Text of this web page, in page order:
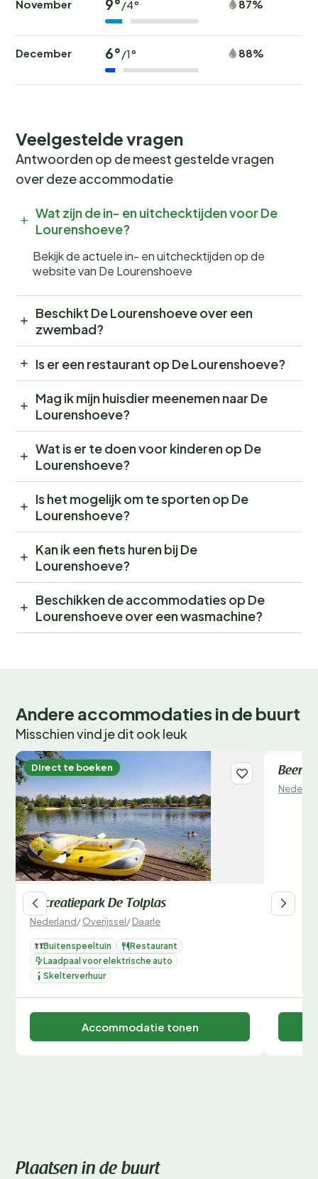
vogels en de geur van verse broodjes? Boek nu jouw
een onvergetelijke kampeervakantie! Wees er snel bij,
want populaire periodes zijn snel volgeboekt.
November 9° /4° 87%
December 6° /1° 88%
Veelgestelde vragen
Antwoorden op de meest gestelde vragen
over deze accommodatie
Wat zijn de in- en uitchecktijden voor De
Lourenshoeve?
Bekijk de actuele in- en uitchecktijden op de
website van De Lourenshoeve
Beschikt De Lourenshoeve over een
zwembad?
Is er een restaurant op De Lourenshoeve?
Mag ik mijn huisdier meenemen naar De
Lourenshoeve?
Wat is er te doen voor kinderen op De
Lourenshoeve?
Is het mogelijk om te sporten op De
Lourenshoeve?
Kan ik een fiets huren bij De
Lourenshoeve?
Beschikken de accommodaties op De
Lourenshoeve over een wasmachine?
Andere accommodaties in de buurt
Misschien vind je dit ook leuk
Direct te boeken
Recreatiepark De Tolplas
Nederland/Overijssel/Daarle
Buitenspeeltuin
Restaurant
Laadpaal voor elektrische auto
Skelterverhuur
Accommodatie tonen
Direct
Plaatsen in de buurt